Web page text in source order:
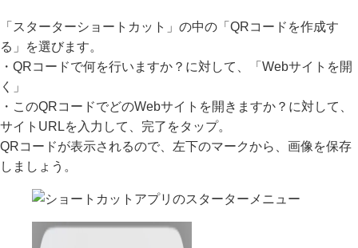
「スターターショートカット」の中の「QRコードを作成す
る」を選びます。
・QRコードで何を行いますか？に対して、「Webサイトを開
く」
・このQRコードでどのWebサイトを開きますか？に対して、
サイトURLを入力して、完了をタップ。
QRコードが表示されるので、左下のマークから、画像を保存
しましょう。